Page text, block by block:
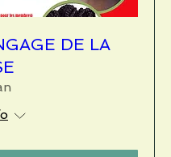
DE LA